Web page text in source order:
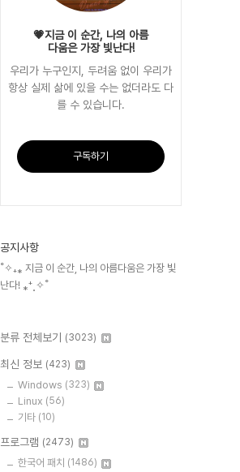
💗지금 이 순간, 나의 아름
다움은 가장 빛난다!
우리가 누구인지, 두려움 없이 우리가
항상 실제 삶에 있을 수는 없더라도 다
를 수 있습니다.
구독하기
공지사항
˚✧₊⁎ 지금 이 순간, 나의 아름다움은 가장 빛
난다! ⁎⁺˳✧˚
분류 전체보기 (3023)
최신 정보 (423)
Windows (323)
Linux (56)
기타 (10)
프로그램 (2473)
한국어 패치 (1486)